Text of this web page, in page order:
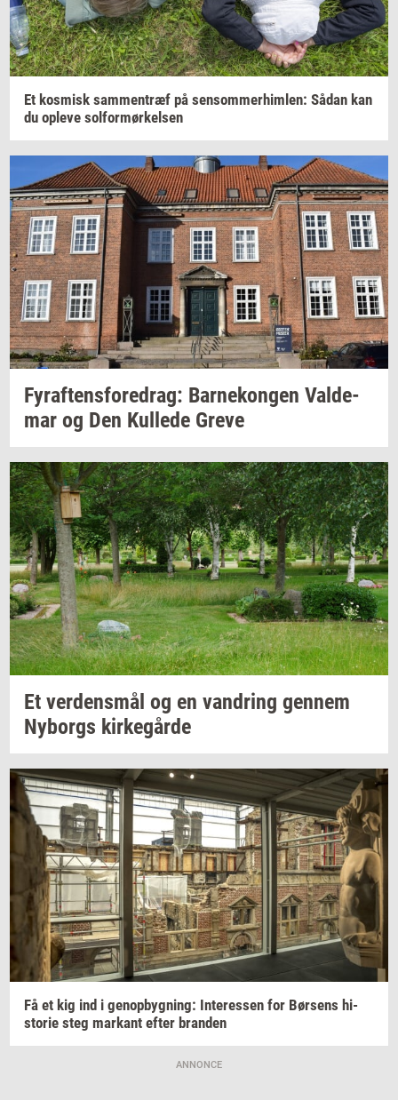
Et kos­misk sam­men­træf på sen­som­mer­him­len: Sådan kan
du op­le­ve sol­for­mør­kel­sen
Fyraf­tens­fored­rag: Bar­ne­kon­gen Val­de­
mar og Den Kul­le­de Greve
Et ver­dens­mål og en van­dring gen­nem
Ny­borgs kir­ke­går­de
Få et kig ind i genop­byg­ning: In­ter­es­sen for Bør­sens hi­
sto­rie steg mar­kant efter bran­den
ANNONCE